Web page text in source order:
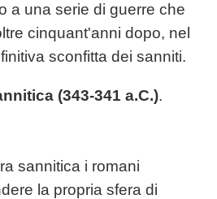
a una serie di guerre che
cinquant'anni dopo, nel
sconfitta dei sanniti.
(343-341 a.C.).
sannitica i romani
la propria sfera di